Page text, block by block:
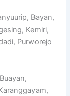
Bayan,
Kemiri,
Purworejo